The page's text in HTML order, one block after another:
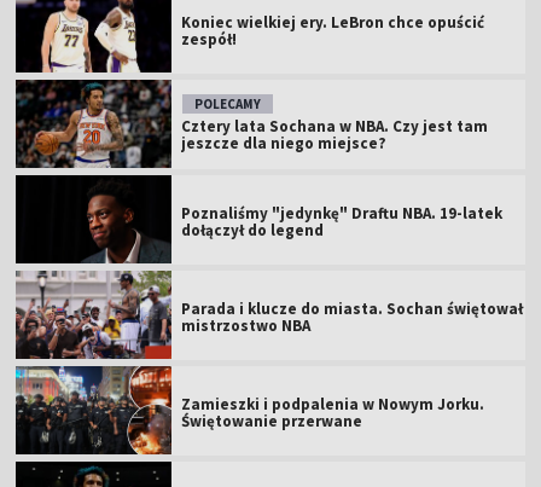
Koniec wielkiej ery. LeBron chce opuścić
zespół!
POLECAMY
Cztery lata Sochana w NBA. Czy jest tam
jeszcze dla niego miejsce?
Poznaliśmy "jedynkę" Draftu NBA. 19-latek
dołączył do legend
Parada i klucze do miasta. Sochan świętował
mistrzostwo NBA
Zamieszki i podpalenia w Nowym Jorku.
Świętowanie przerwane